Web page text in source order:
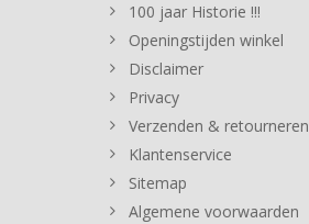
100 jaar Historie !!!
Openingstijden winkel
Disclaimer
Privacy
Verzenden & retourneren
Klantenservice
Sitemap
Algemene voorwaarden